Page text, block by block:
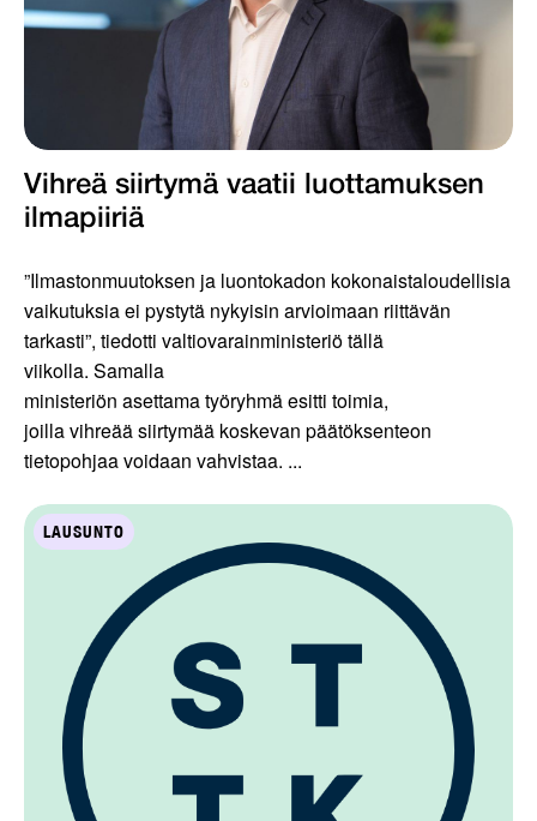
Vihreä siirtymä vaatii luottamuksen
ilmapiiriä
”Ilmastonmuutoksen ja luontokadon kokonaistaloudellisia
vaikutuksia ei pystytä nykyisin arvioimaan riittävän
tarkasti”, tiedotti valtiovarainministeriö tällä
viikolla. Samalla
ministeriön asettama työryhmä esitti toimia,
joilla vihreää siirtymää koskevan päätöksenteon
tietopohjaa voidaan vahvistaa. ...
LAUSUNTO